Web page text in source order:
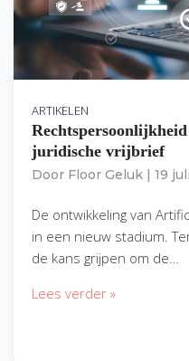
ARTIKELEN
juridische vrijbrief
Door Floor Geluk 19
De ontwikkeling van
in een nieuw stadium.
de kans grijpen om de…
Lees verder »